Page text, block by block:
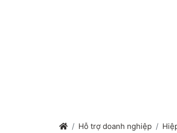
Hỗ trợ doanh nghiệp